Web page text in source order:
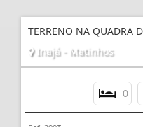
TERRENO NA QUADRA
Inajá - Matinhos
0